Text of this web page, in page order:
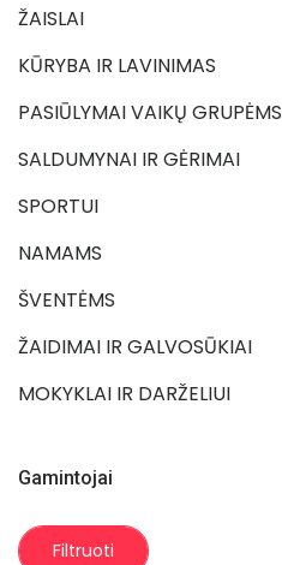
ŽAISLAI
KŪRYBA IR LAVINIMAS
PASIŪLYMAI VAIKŲ GRUPĖMS
SALDUMYNAI IR GĖRIMAI
SPORTUI
NAMAMS
ŠVENTĖMS
ŽAIDIMAI IR GALVOSŪKIAI
MOKYKLAI IR DARŽELIUI
Gamintojai
Filtruoti